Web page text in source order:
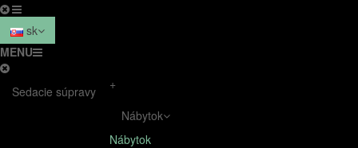
sk
MENU
Sedacie súpravy
+
Nábytok
Nábytok